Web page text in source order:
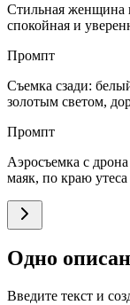
Стильная женщина
спокойная и
Промпт
Съемка сзади:
золотым светом,
Промпт
Аэросъемка с
маяк, по краю
Одно
Введите текст и